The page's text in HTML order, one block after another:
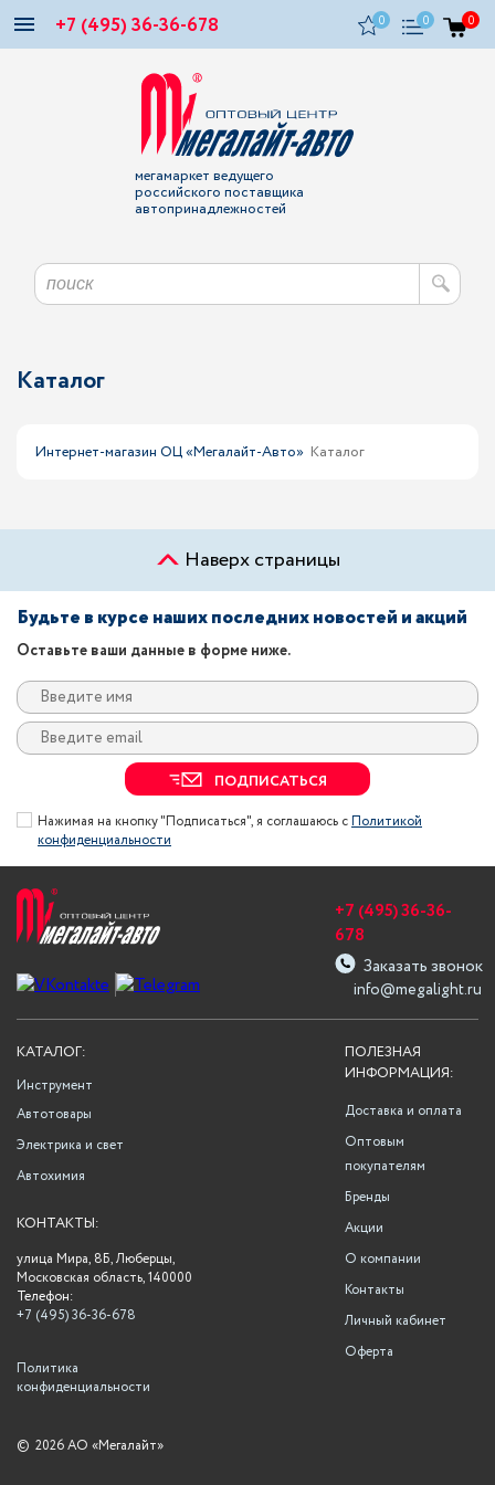
+7 (495) 36-36-678 0 0 0
мегамаркет ведущего
российского поставщика
автопринадлежностей
Каталог
Интернет-магазин ОЦ «Мегалайт-Авто» Каталог
Наверх страницы
Будьте в курсе наших последних новостей и акций
Оставьте ваши данные в форме ниже.
ПОДПИСАТЬСЯ
Нажимая на кнопку "Подписаться", я соглашаюсь сПолитикой
конфиденциальности
info@megalight.ru
+7 (495) 36-36-
678
Заказать звонок
ПОЛЕЗНАЯ
ИНФОРМАЦИЯ:
Доставка и оплата
Оптовым
покупателям
Бренды
Акции
О компании
Контакты
Личный кабинет
Оферта
КАТАЛОГ:
Инструмент
Автотовары
Электрика и свет
Автохимия
КОНТАКТЫ:
улица Мира, 8Б, Люберцы,
Московская область, 140000
Телефон:
+7 (495) 36-36-678
Политика
конфиденциальности
© 2026 АО «Мегалайт»